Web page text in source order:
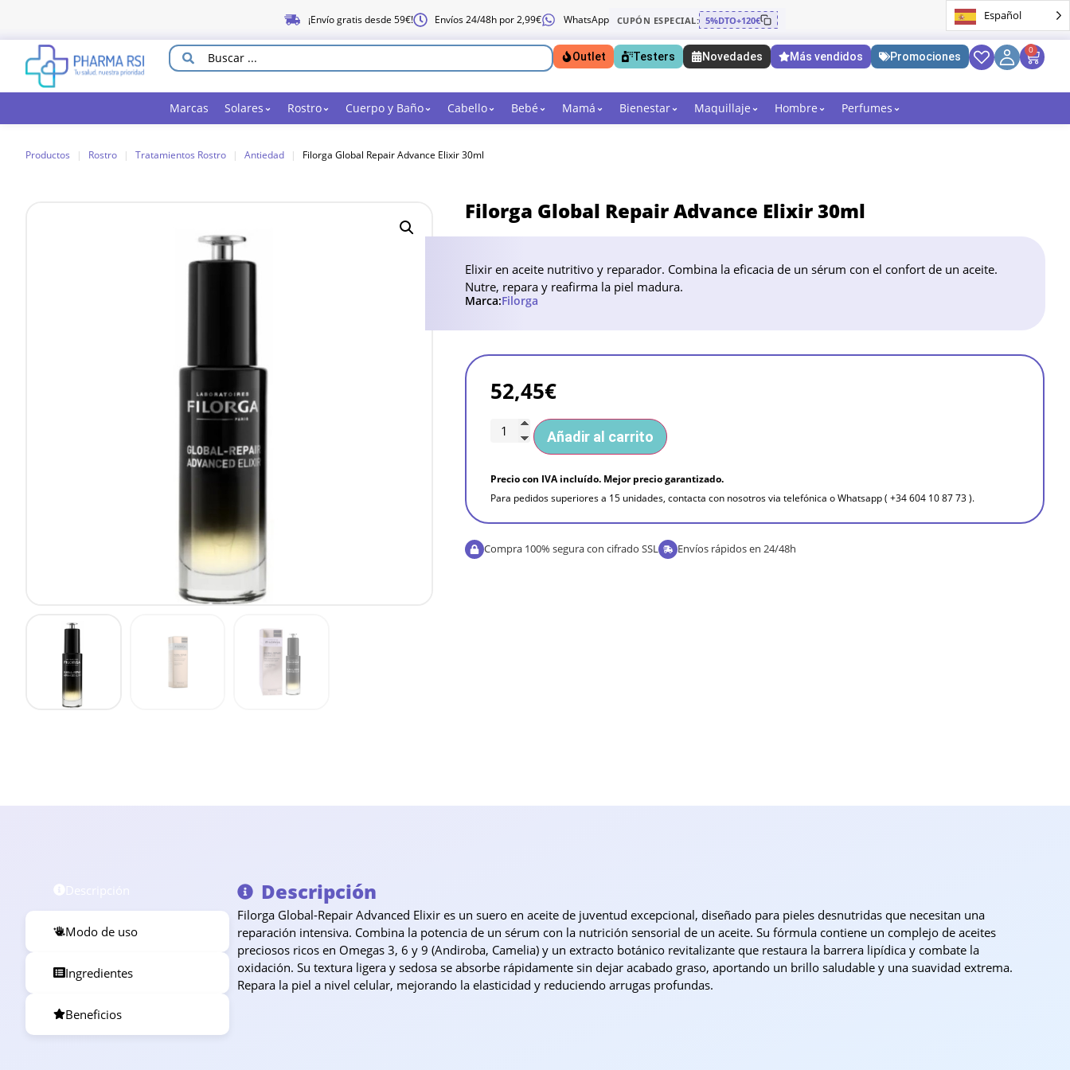
¡Envío gratis desde 59€! Envíos 24/48h por 2,99€ WhatsApp CUPÓN ESPECIAL: 5%DTO+120€ Español
Outlet Testers Novedades Más vendidos Promociones
0
Marcas Solares Rostro Cuerpo y Baño Cabello Bebé Mamá Bienestar Maquillaje Hombre Perfumes
Productos | Rostro | Tratamientos Rostro | Antiedad | Filorga Global Repair Advance Elixir 30ml
Filorga Global Repair Advance Elixir 30ml
Elixir en aceite nutritivo y reparador. Combina la eficacia de un sérum con el confort de un aceite.
Nutre, repara y reafirma la piel madura.
Marca:Filorga
52,45€
Añadir al carrito
Precio con IVA incluído. Mejor precio garantizado.
Para pedidos superiores a 15 unidades, contacta con nosotros via telefónica o Whatsapp ( +34 604 10 87 73 ).
Compra 100% segura con cifrado SSL Envíos rápidos en 24/48h
Modo de uso
Ingredientes
Beneficios
Descripción
Filorga Global-Repair Advanced Elixir es un suero en aceite de juventud excepcional, diseñado para pieles desnutridas que necesitan una
reparación intensiva. Combina la potencia de un sérum con la nutrición sensorial de un aceite. Su fórmula contiene un complejo de aceites
preciosos ricos en Omegas 3, 6 y 9 (Andiroba, Camelia) y un extracto botánico revitalizante que restaura la barrera lipídica y combate la
oxidación. Su textura ligera y sedosa se absorbe rápidamente sin dejar acabado graso, aportando un brillo saludable y una suavidad extrema.
Repara la piel a nivel celular, mejorando la elasticidad y reduciendo arrugas profundas.